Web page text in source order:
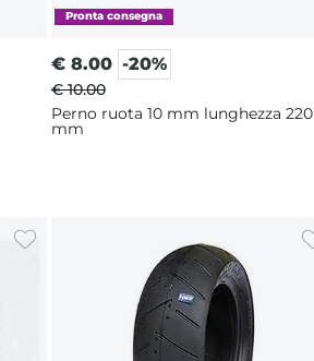
€ 8.00 -20%
€ 10.00
Perno ruota 10 mm lunghezza 220
mm